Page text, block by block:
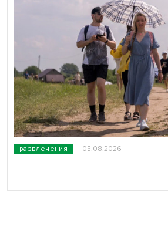
развлечения 05.08.2026